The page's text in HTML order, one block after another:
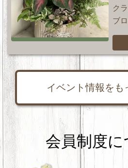
ク
ブ
イベント情報をも
会員制度に